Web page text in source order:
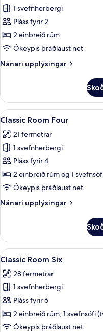
Classic
Twin
Room
Small
1 svefnherbergi
Pláss fyrir 2
2 einbreið rúm
Ókeypis þráðlaust net
Nánari upplýsingar
Nánari
Twin
Room
Small
Skoða
allar
myndir
fyrir
Classic
Room
Four
10
Classic Room Four
21 fermetrar
1 svefnherbergi
Pláss fyrir 4
2 einbreið rúm og 1
Ókeypis þráðlaust net
Nánari upplýsingar
Nánari
Room
Four
Skoða
allar
myndir
fyrir
Classic
Room
Six
7
Classic Room Six
28 fermetrar
1 svefnherbergi
Pláss fyrir 6
2 einbreið rúm, 1 svefnsófi
Ókeypis þráðlaust net